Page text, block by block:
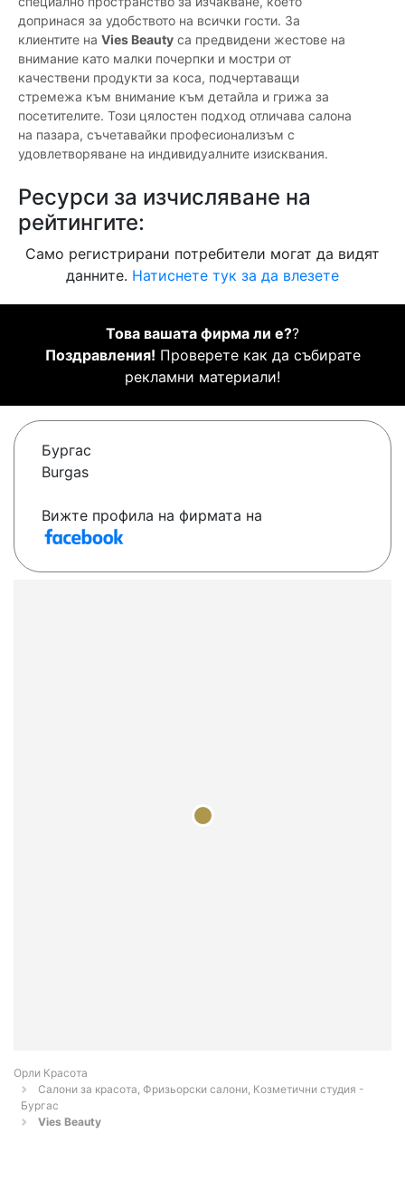
допринася за удобството на всички гости. За
клиентите на Vies Beauty са предвидени жестове на
внимание като малки почерпки и мостри от
качествени продукти за коса, подчертаващи
стремежа към внимание към детайла и грижа за
посетителите. Този цялостен подход отличава салона
на пазара, съчетавайки професионализъм с
удовлетворяване на индивидуалните изисквания.
Ресурси за изчисляване на
рейтингите:
Само регистрирани потребители могат да видят
данните. Натиснете тук за да влезете
Това вашата фирма ли е??
Поздравления! Проверете как да събирате
рекламни материали!
Бургас
Burgas
Вижте профила на фирмата на
Орли Красота
Салони за красота, Фризьорски салони, Козметични студия -
Бургас
Vies Beauty